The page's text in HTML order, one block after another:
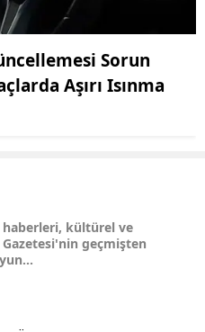
Sorun
Aşırı Isınma
kültürel ve
geçmişten